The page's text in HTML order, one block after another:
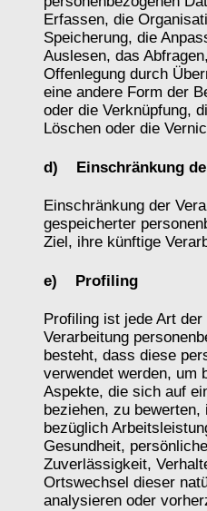
Erfassen, die
Speicherung, die
Auslesen, das
Offenlegung durch
eine andere Form der
oder die Verknüpfung,
Löschen oder die
d) Einschränkung
Einschränkung der
gespeicherter
Ziel, ihre künftige
e) Profiling
Profiling ist jede Art
Verarbeitung
besteht, dass diese
verwendet werden, um
Aspekte, die sich auf
beziehen, zu
bezüglich
Gesundheit,
Zuverlässigkeit,
Ortswechsel dieser
analysieren oder